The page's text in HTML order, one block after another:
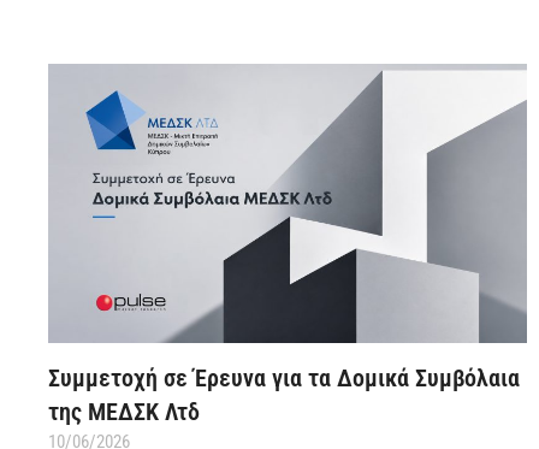
Συμμετοχή σε Έρευνα για τα Δομικά Συμβόλαια
της ΜΕΔΣΚ Λτδ
10/06/2026